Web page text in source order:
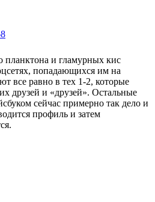
планктона и гламурных кис
попадающихся им на
все равно в тех 1-2, которые
друзей и «друзей». Остальные
сейчас примерно так дело и
профиль и затем